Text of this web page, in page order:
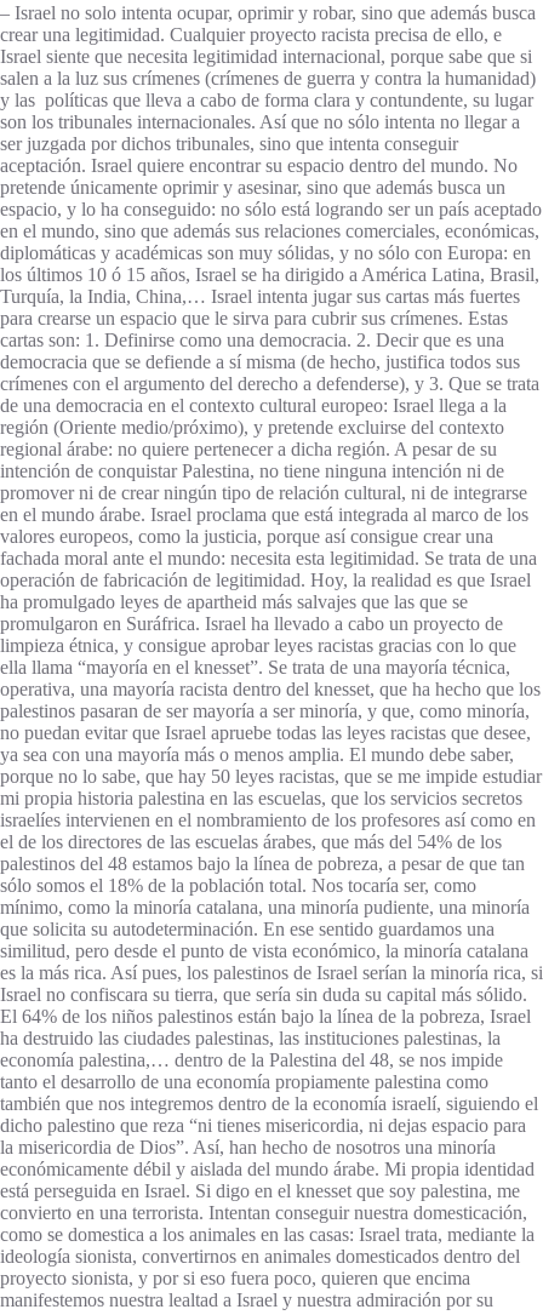
– Israel no solo intenta ocupar, oprimir y robar, sino que además busca
crear una legitimidad. Cualquier proyecto racista precisa de ello, e
Israel siente que necesita legitimidad internacional, porque sabe que si
salen a la luz sus crímenes (crímenes de guerra y contra la humanidad)
y las políticas que lleva a cabo de forma clara y contundente, su lugar
son los tribunales internacionales. Así que no sólo intenta no llegar a
ser juzgada por dichos tribunales, sino que intenta conseguir
aceptación. Israel quiere encontrar su espacio dentro del mundo. No
pretende únicamente oprimir y asesinar, sino que además busca un
espacio, y lo ha conseguido: no sólo está logrando ser un país aceptado
en el mundo, sino que además sus relaciones comerciales, económicas,
diplomáticas y académicas son muy sólidas, y no sólo con Europa: en
los últimos 10 ó 15 años, Israel se ha dirigido a América Latina, Brasil,
Turquía, la India, China,… Israel intenta jugar sus cartas más fuertes
para crearse un espacio que le sirva para cubrir sus crímenes. Estas
cartas son: 1. Definirse como una democracia. 2. Decir que es una
democracia que se defiende a sí misma (de hecho, justifica todos sus
crímenes con el argumento del derecho a defenderse), y 3. Que se trata
de una democracia en el contexto cultural europeo: Israel llega a la
región (Oriente medio/próximo), y pretende excluirse del contexto
regional árabe: no quiere pertenecer a dicha región. A pesar de su
intención de conquistar Palestina, no tiene ninguna intención ni de
promover ni de crear ningún tipo de relación cultural, ni de integrarse
en el mundo árabe. Israel proclama que está integrada al marco de los
valores europeos, como la justicia, porque así consigue crear una
fachada moral ante el mundo: necesita esta legitimidad. Se trata de una
operación de fabricación de legitimidad. Hoy, la realidad es que Israel
ha promulgado leyes de apartheid más salvajes que las que se
promulgaron en Suráfrica. Israel ha llevado a cabo un proyecto de
limpieza étnica, y consigue aprobar leyes racistas gracias con lo que
ella llama “mayoría en el knesset”. Se trata de una mayoría técnica,
operativa, una mayoría racista dentro del knesset, que ha hecho que los
palestinos pasaran de ser mayoría a ser minoría, y que, como minoría,
no puedan evitar que Israel apruebe todas las leyes racistas que desee,
ya sea con una mayoría más o menos amplia. El mundo debe saber,
porque no lo sabe, que hay 50 leyes racistas, que se me impide estudiar
mi propia historia palestina en las escuelas, que los servicios secretos
israelíes intervienen en el nombramiento de los profesores así como en
el de los directores de las escuelas árabes, que más del 54% de los
palestinos del 48 estamos bajo la línea de pobreza, a pesar de que tan
sólo somos el 18% de la población total. Nos tocaría ser, como
mínimo, como la minoría catalana, una minoría pudiente, una minoría
que solicita su autodeterminación. En ese sentido guardamos una
similitud, pero desde el punto de vista económico, la minoría catalana
es la más rica. Así pues, los palestinos de Israel serían la minoría rica, si
Israel no confiscara su tierra, que sería sin duda su capital más sólido.
El 64% de los niños palestinos están bajo la línea de la pobreza, Israel
ha destruido las ciudades palestinas, las instituciones palestinas, la
economía palestina,… dentro de la Palestina del 48, se nos impide
tanto el desarrollo de una economía propiamente palestina como
también que nos integremos dentro de la economía israelí, siguiendo el
dicho palestino que reza “ni tienes misericordia, ni dejas espacio para
la misericordia de Dios”. Así, han hecho de nosotros una minoría
económicamente débil y aislada del mundo árabe. Mi propia identidad
está perseguida en Israel. Si digo en el knesset que soy palestina, me
convierto en una terrorista. Intentan conseguir nuestra domesticación,
como se domestica a los animales en las casas: Israel trata, mediante la
ideología sionista, convertirnos en animales domesticados dentro del
proyecto sionista, y por si eso fuera poco, quieren que encima
manifestemos nuestra lealtad a Israel y nuestra admiración por su